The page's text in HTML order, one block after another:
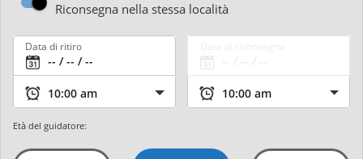
Riconsegna nella stessa località
Data di ritiro
Età del guidatore: